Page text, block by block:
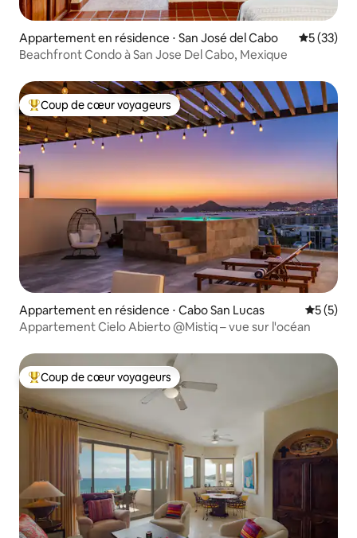
Appartement en résidence ⋅ San José del Cabo
5 (33)
Beachfront Condo à San Jose Del Cabo, Mexique
Coups de cœur voyageurs les plus appréciés
Coup de cœur voyageurs
Appartement en résidence ⋅ Cabo San Lucas
5 (5)
Appartement Cielo Abierto @Mistiq – vue sur l'océan
Coups de cœur voyageurs les plus appréciés
Coup de cœur voyageurs